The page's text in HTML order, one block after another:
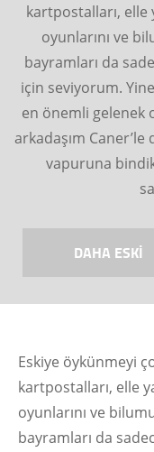
kartpostalları, elle
oyunlarını ve
bayramları da
için seviyorum.
en önemli gelenek
arkadaşım
vapuruna
DAHA ESKI
Eskiye öykünmeyi
kartpostalları, elle
oyunlarını ve
bayramları da